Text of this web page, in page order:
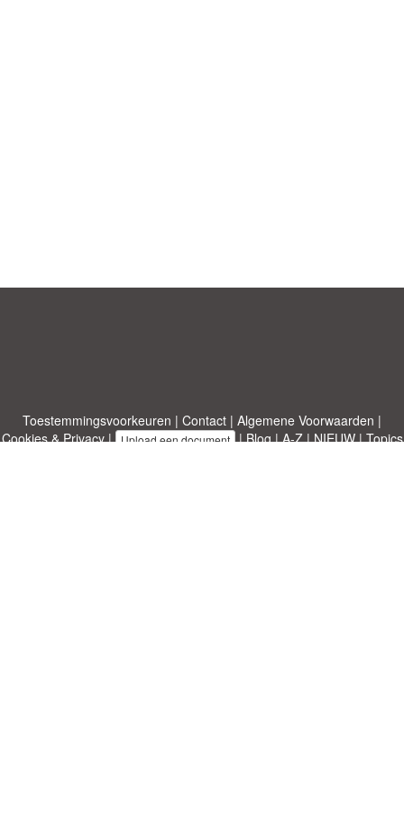
Toestemmingsvoorkeuren | Contact | Algemene Voorwaarden |
Cookies & Privacy| Upload een document |Blog|A-Z|NIEUW|Topics